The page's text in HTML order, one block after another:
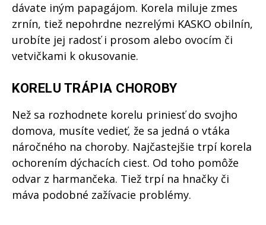
dávate iným papagájom. Korela miluje zmes
zrnín, tiež nepohrdne nezrelými KASKO obilnín,
urobíte jej radosť i prosom alebo ovocím či
vetvičkami k okusovanie.
KORELU TRÁPIA CHOROBY
Než sa rozhodnete korelu priniesť do svojho
domova, musíte vedieť, že sa jedná o vtáka
náročného na choroby. Najčastejšie trpí korela
ochorením dýchacích ciest. Od toho pomôže
odvar z harmančeka. Tiež trpí na hnačky či
máva podobné zažívacie problémy.